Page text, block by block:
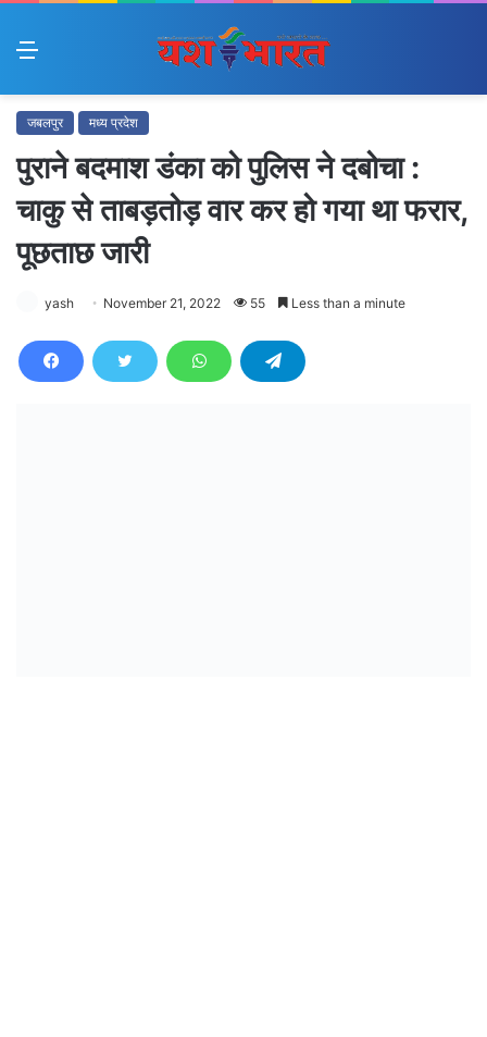
Menu
जबलपुर मध्य प्रदेश
पुराने बदमाश डंका को पुलिस ने दबोचा :
चाकु से ताबड़तोड़ वार कर हो गया था फरार,
पूछताछ जारी
yash November 21, 2022 55 Less than a minute